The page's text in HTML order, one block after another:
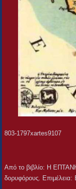
803-1797xartes9107
Από το βιβλίο: Η
δορυφόρους. Επιμέλεια: